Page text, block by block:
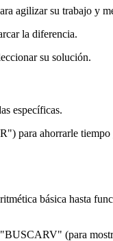
agilizar su trabajo y
la diferencia.
su solución.
específicas.
para ahorrarle tiempo
básica hasta
(para